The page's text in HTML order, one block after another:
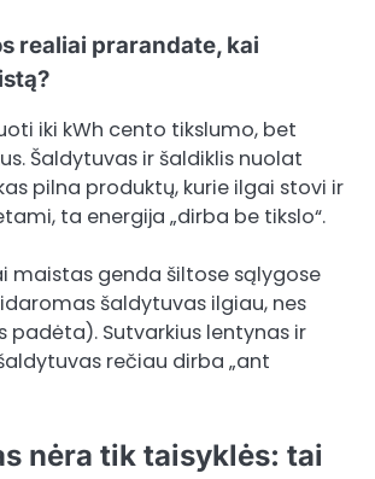
realiai prarandate, kai
iki kWh cento tikslumo, bet
Šaldytuvas ir šaldiklis nuolat
pilna produktų, kurie ilgai stovi ir
ta energija „dirba be tikslo“.
maistas genda šiltose sąlygose
šaldytuvas ilgiau, nes
padėta). Sutvarkius lentynas ir
rečiau dirba „ant
nėra tik taisyklės: tai